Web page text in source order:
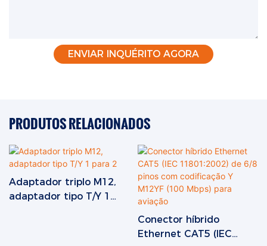
ENVIAR INQUÉRITO AGORA
PRODUTOS RELACIONADOS
Adaptador triplo M12,
adaptador tipo T/Y 1
Conector híbrido
Ethernet CAT5 (IEC